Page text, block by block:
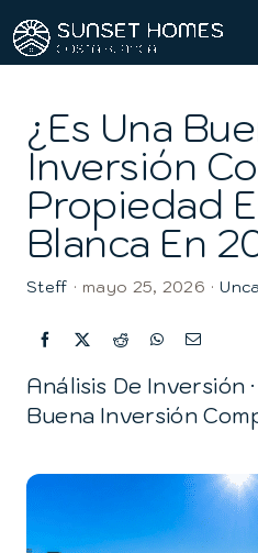
Skip
to
Propiedades
Servicios
Sobre nosotros
Blog
Contáctanos
¿Es Una
Inversión
Propiedad
Blanca En
Steff · mayo 25, 2026 ·
Análisis De Inversión
Buena Inversión